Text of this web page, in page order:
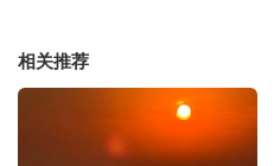
相关推荐